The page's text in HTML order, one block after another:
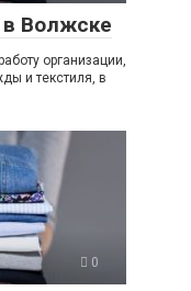
Волжске
организации,
и текстиля, в
0